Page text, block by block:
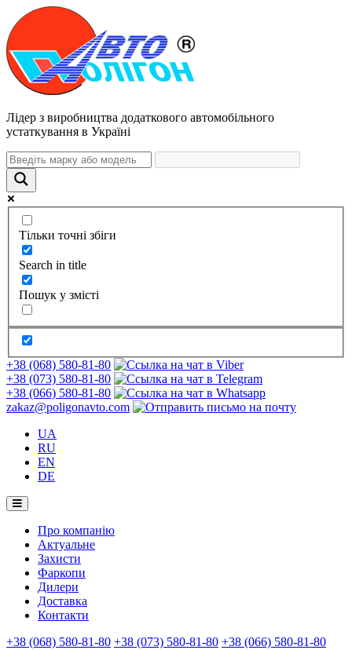
Лідер з виробництва додаткового автомобільного
устаткування в Україні
Тільки точні збіги
Search in title
Пошук у змісті
+38 (068) 580-81-80
+38 (073) 580-81-80
+38 (066) 580-81-80
zakaz@poligonavto.com
UA
RU
EN
DE
Про компанію
Актуальне
Захисти
Фаркопи
Дилери
Доставка
Контакти
+38 (068) 580-81-80 +38 (073) 580-81-80 +38 (066) 580-81-80